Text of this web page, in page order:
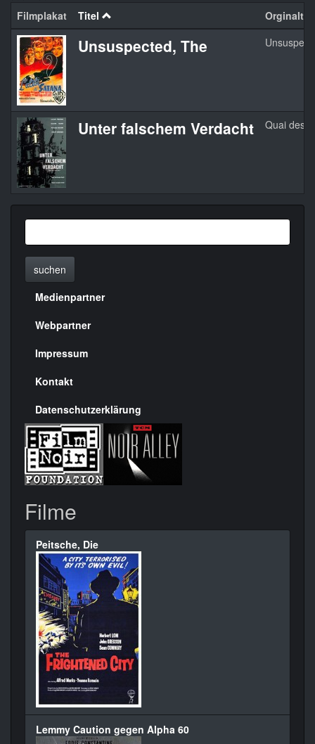
Filmplakat Titel
Unsuspected, The
Unter falschem Verdacht Quai des
suchen
Menülinks
rechte
Seite
Medienpartner
Webpartner
Impressum
Kontakt
Datenschutzerklärung
Filme
Peitsche, Die
Lemmy Caution gegen Alpha 60